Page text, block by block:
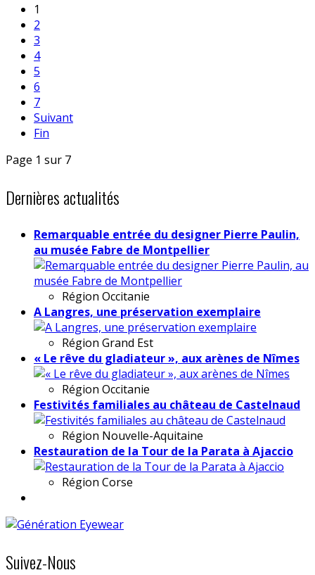
1
2
3
4
5
6
7
Suivant
Fin
Page 1 sur 7
Dernières actualités
Remarquable entrée du designer Pierre Paulin,
au musée Fabre de Montpellier
Région Occitanie
A Langres, une préservation exemplaire
Région Grand Est
« Le rêve du gladiateur », aux arènes de Nîmes
Région Occitanie
Festivités familiales au château de Castelnaud
Région Nouvelle-Aquitaine
Restauration de la Tour de la Parata à Ajaccio
Région Corse
Suivez-Nous